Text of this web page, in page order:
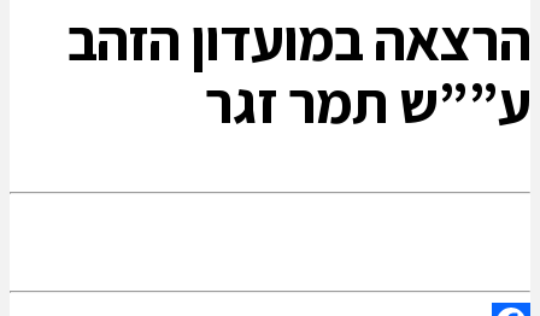
הרצאה במועדון הזהב
ע””ש תמר זגר